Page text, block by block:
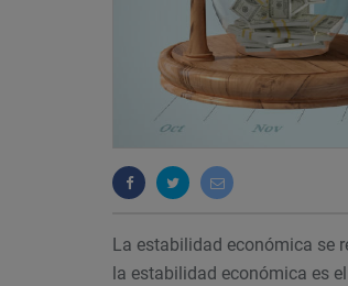
La estabilidad económica se
la estabilidad económica es